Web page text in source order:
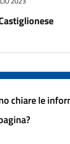
chiare le